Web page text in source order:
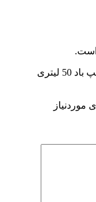
اولین کسی باشید که دیدگاهی می نویسد “پمپ باد 50 لیتری